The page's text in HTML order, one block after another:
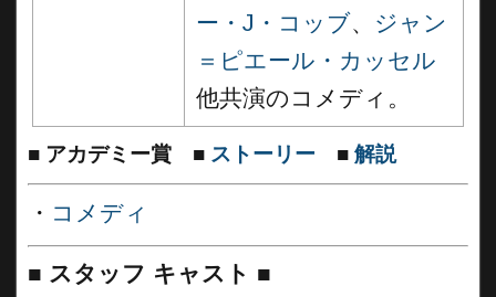
ー・J・コッブ、 ジャン
＝ピエール・カッセル
他共演のコメディ。
■ アカデミー賞 ■ ストーリー ■ 解説
・ コメディ
■ スタッフ キャスト ■